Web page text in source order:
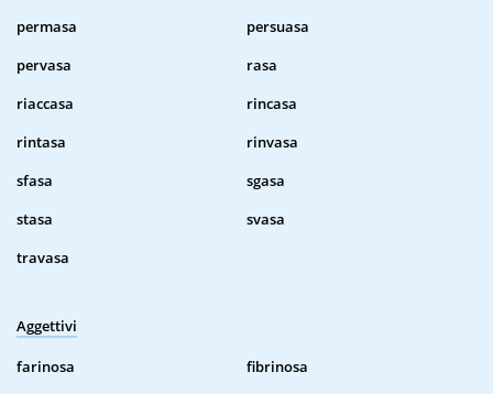
permasa
persuasa
pervasa
rasa
riaccasa
rincasa
rintasa
rinvasa
sfasa
sgasa
stasa
svasa
travasa
Aggettivi
farinosa
fibrinosa